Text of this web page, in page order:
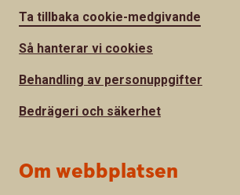
Ta tillbaka cookie-medgivande
Så hanterar vi cookies
Behandling av personuppgifter
Bedrägeri och säkerhet
Om webbplatsen